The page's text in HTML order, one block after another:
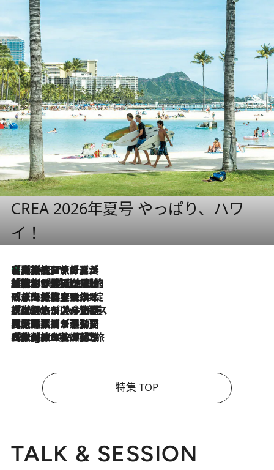
CREA 2026年夏号 やっぱり、ハワ
イ！
2026.8.7
【厳選旅コスメ】「多機能アイテムがメイン！」旅好き美容エディターが選んだ夏旅ベストコスメを発表【Mサイズジップ】
2026.8.6
「荷物が増えるほど旅ストレスは増す」美容ジャーナリストがたどり着いた最終結論。“化粧品を劇的に減らす”感動の凝縮美容とは
2026.8.6
「旅先には金髪ウィッグを持参」日本と同じメイクでは損してる!? 美容ジャーナリストが提案する“掟破りの旅美容”とは
2026.8.6
【厳選旅コスメ】「身軽さ＆UV対策重視！」ヘアアーティストshucoが選んだ夏旅ベストコスメを発表【Mサイズジップ】
2026.8.5
【厳選旅コスメ】国内をあちこち移動する河井菜摘が選んだ夏旅ベストコスメ発表！「リラックスアイテムはマスト」【Mサイズジップ】
2026.8.4
【厳選旅コスメ】「紫外線＆乾燥対策しながらメイク感も！」ヘア＆メイクGeorgeが選んだ夏旅ベストコスメを発表！【Mサイズジップ】
特集 TOP
TALK & SESSION